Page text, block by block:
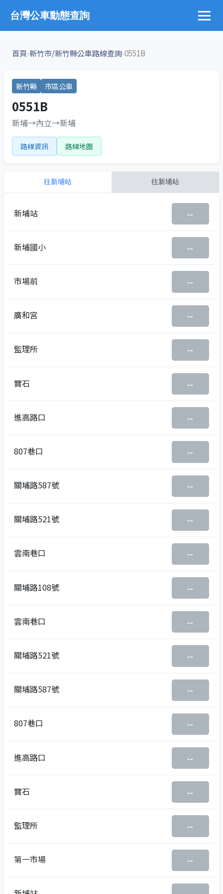
台灣公車動態查詢
首頁›新竹市/新竹縣公車路線查詢›0551B
新竹縣 市區公車
0551B
新埔→內立→新埔
路線資訊 路線地圖
往新埔站 往新埔站
新埔站 --
新埔國小 --
市場前 --
廣和宮 --
監理所 --
寶石 --
進高路口 --
807巷口 --
關埔路587號 --
關埔路521號 --
雲南巷口 --
關埔路108號 --
雲南巷口 --
關埔路521號 --
關埔路587號 --
807巷口 --
進高路口 --
寶石 --
監理所 --
第一市場 --